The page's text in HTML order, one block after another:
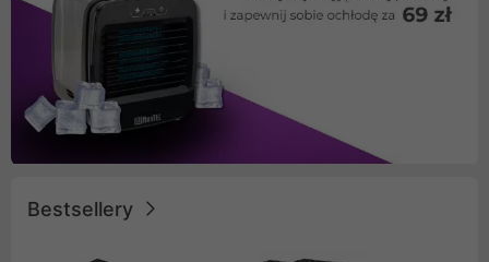
Bestsellery